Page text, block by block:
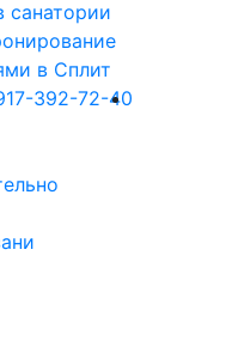
санатории
в Сплит
392-72-40